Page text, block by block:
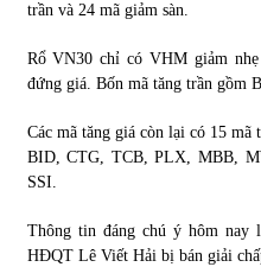
trần và 24 mã giảm sàn.
Rổ VN30 chỉ có VHM giảm
đứng giá. Bốn mã tăng trần gồm
Các mã tăng giá còn lại có 15
BID, CTG, TCB, PLX, MBB,
SSI.
Thông tin đáng chú ý hôm nay
HĐQT Lê Viết Hải bị bán giải